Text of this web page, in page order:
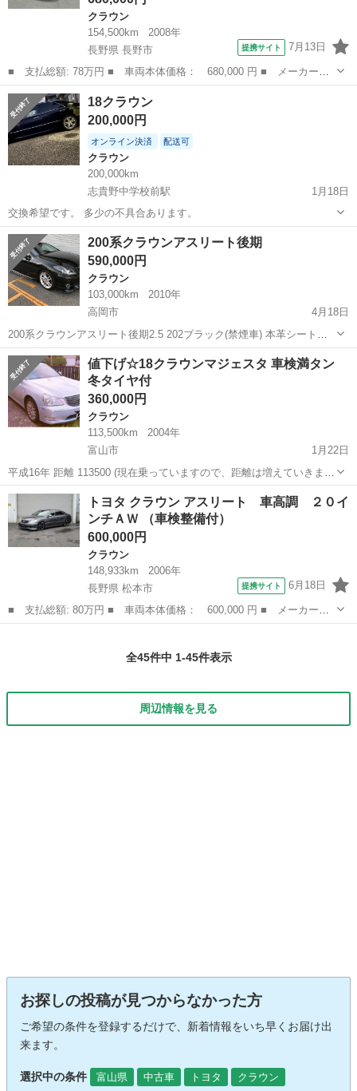
クラウン
154,500km
2008年
長野県 長野市
提携サイト 7月13日
■ 支払総額: 78万円 ■ 車両本体価格： 680,000 円 ■ メーカー
名： トヨタ ■ 車種名： クラウン ■ グレード名： ２．５アス
リート ナビパッケージ 革シート！ プッシュスタート！地デジチ
ューナー！ ■ ...
長野 長野市 クラウン
18クラウン
200,000円
オンライン決済 配送可
クラウン
200,000km
志貴野中学校前駅
1月18日
交換希望です。 多少の不具合あります。
富山 志貴野中学校前駅
200系クラウンアスリート後期
590,000円
クラウン
103,000km
2010年
高岡市
4月18日
200系クラウンアスリート後期2.5 202ブラック(禁煙車) 本革シート、
サンルーフ、前後クリアランスソナー、サイドカメラ、純正マルチ、
純正opモデリスタ(ヴァルド) ヘッドライトプレミアムEDインナーブラ
ック交換、...
富山 高岡市 クラウン 200系
値下げ☆18クラウンマジェスタ 車検満タン
冬タイヤ付
360,000円
クラウン
113,500km
2004年
富山市
1月22日
平成16年 距離 113500 (現在乗っていますので、距離は増えていきま
す。) 色 シルバー 排気量 4300cc 車検 2年付 装備 ETC 純正ナビ 運転
席Pシート 純正17インチアルミホイール クルコン HID...
富山 富山市 クラウン
トヨタ クラウン アスリート 車高調 ２０イ
ンチＡＷ （車検整備付）
600,000円
クラウン
148,933km
2006年
長野県 松本市
提携サイト 6月18日
■ 支払総額: 80万円 ■ 車両本体価格： 600,000 円 ■ メーカー
名： トヨタ ■ 車種名： クラウン ■ グレード名： アスリー
全45件中 1-45件表示
周辺情報を見る
お探しの投稿が見つからなかった方
ご希望の条件を登録するだけで、新着情報をいち早くお届け出
来ます。
選択中の条件 富山県 中古車 トヨタ クラウン